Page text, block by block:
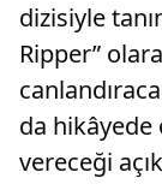
dizisiyle
Ripper”
da
vereceği